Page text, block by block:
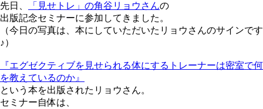
先日、
「見せトレ」の角谷リョウさんの
出版記念セミナーに参加してきました。
（今日の写真は、本にしていただいたリョウさんのサインです
♪）
『エグゼクティブを見せられる体にするトレーナーは密室で何
を教えているのか』
という本を出版されたリョウさん。
セミナー自体は、